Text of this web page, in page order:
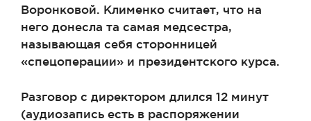
Воронковой. Клименко считает, что на
него донесла та самая медсестра,
называющая себя сторонницей
«спецоперации» и президентского курса.
Разговор с директором длился 12 минут
(аудиозапись есть в распоряжении